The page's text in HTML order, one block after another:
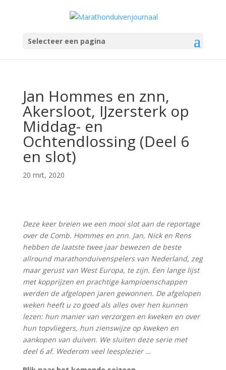
Selecteer een pagina
Jan Hommes en znn,
Akersloot, IJzersterk op
Middag- en
Ochtendlossing (Deel 6
en slot)
20 mrt, 2020
Deze keer breien we een mooi slot aan de reportage
over de Comb. Hommes en znn. Jan, Nick en Rens
hebben de laatste twee jaar bewezen de beste
allround marathonduivenspelers van Nederland, zeg
maar gerust van West Europa, te zijn. Een lange lijst
met kopprijzen en prachtige kampioenschappen
werden de afgelopen jaren gewonnen. De afgelopen
weken heeft u zo goed als alles over hen kunnen
lezen: hun manier van verzorgen en kweken en over
hun topvliegers, hun zienswijze op kweken en
aankopen van duiven. We sluiten deze serie met
deel 6 af. Wederom veel leesplezier …